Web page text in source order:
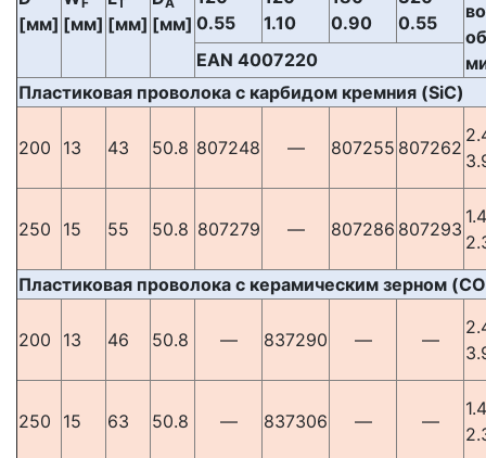
[мм] [мм] [мм] [мм]
во
0.55
1.10
0.90
0.55
EAN 4007220
Пластиковая проволока с карбидом кремния (SiC)
200 13 43 50.8 807248 — 807255 807262
250 15 55 50.8 807279 — 807286 807293
Пластиковая проволока с керамическим зерном
200 13 46 50.8 — 837290 — —
250 15 63 50.8 — 837306 — —